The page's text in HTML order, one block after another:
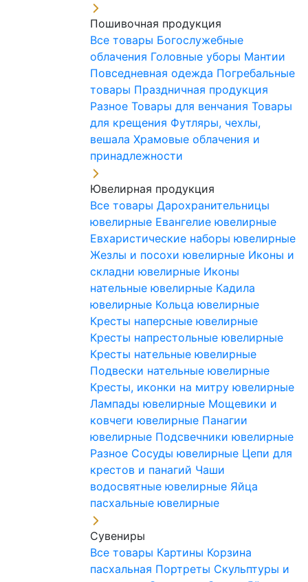
Пошивочная продукция
Все товары Богослужебные
облачения Головные уборы Мантии
Повседневная одежда Погребальные
товары Праздничная продукция
Разное Товары для венчания Товары
для крещения Футляры, чехлы,
вешала Храмовые облачения и
принадлежности
Ювелирная продукция
Все товары Дарохранительницы
ювелирные Евангелие ювелирные
Евхаристические наборы ювелирные
Жезлы и посохи ювелирные Иконы и
складни ювелирные Иконы
нательные ювелирные Кадила
ювелирные Кольца ювелирные
Кресты наперсные ювелирные
Кресты напрестольные ювелирные
Кресты нательные ювелирные
Подвески нательные ювелирные
Кресты, иконки на митру ювелирные
Лампады ювелирные Мощевики и
ковчеги ювелирные Панагии
ювелирные Подсвечники ювелирные
Разное Сосуды ювелирные Цепи для
крестов и панагий Чаши
водосвятные ювелирные Яйца
пасхальные ювелирные
Сувениры
Все товары Картины Корзина
пасхальная Портреты Скульптуры и